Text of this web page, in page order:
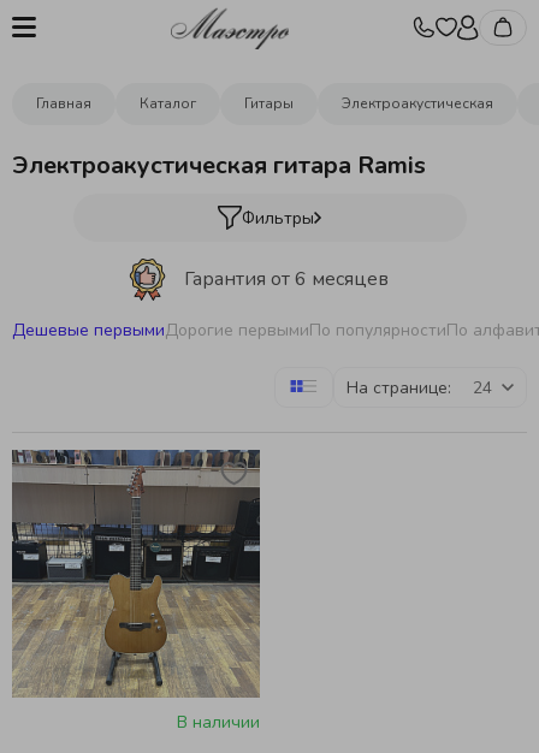
Главная Каталог Гитары Электроакустическая
Электроакустическая гитара Ramis
Фильтры
Гарантия от 6 месяцев
Дешевые первымиДорогие первымиПо популярностиПо
На странице:
В наличии